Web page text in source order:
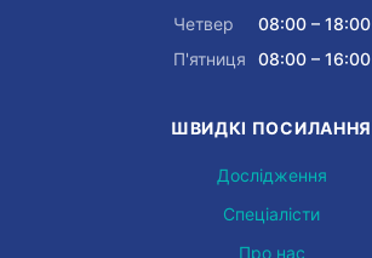
Четвер
08:00 – 18:00
П'ятниця
08:00 – 16:00
ШВИДКІ ПОСИЛАННЯ
Дослідження
Спеціалісти
Про нас